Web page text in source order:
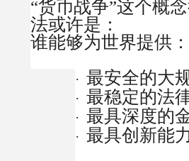
“货币战争”这个概
法或许是：
谁能够为世界提供：
· 最安全的大
· 最稳定的法
· 最具深度的
· 最具创新能